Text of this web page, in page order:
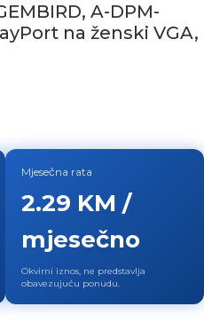
A-DPM-
na ženski VGA,
Mjesečna rata
2.29 KM /
mjesečno
Okvirni iznos, ne predstavlja
obavezujuću ponudu.